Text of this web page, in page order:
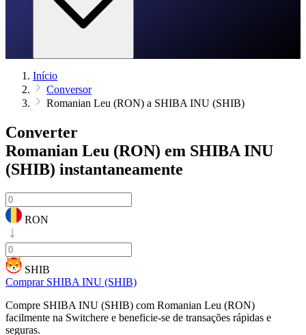
Início
Conversor
Romanian Leu (RON) a SHIBA INU (SHIB)
Converter
Romanian Leu (RON) em SHIBA INU
(SHIB) instantaneamente
RON
SHIB
Comprar SHIBA INU (SHIB)
Compre SHIBA INU (SHIB) com Romanian Leu (RON)
facilmente na Switchere e beneficie-se de transações rápidas e
seguras.